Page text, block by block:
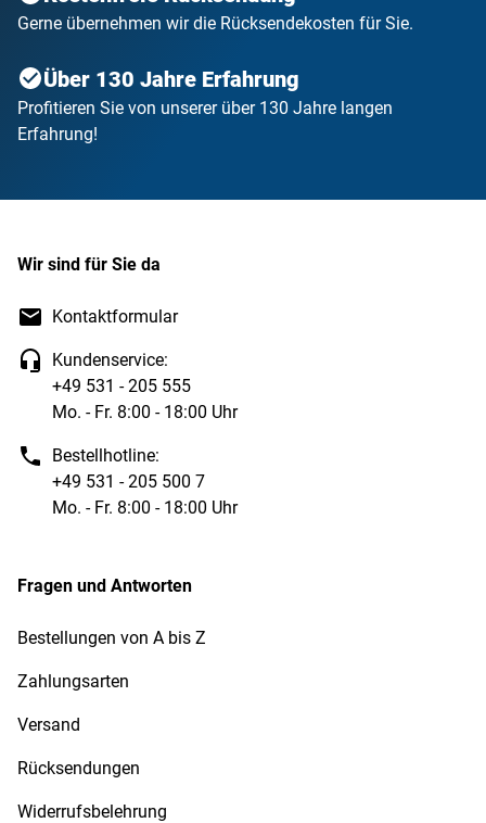
Gerne übernehmen wir die Rücksendekosten für Sie.
Über 130 Jahre Erfahrung
Profitieren Sie von unserer über 130 Jahre langen
Erfahrung!
Wir sind für Sie da
Kontaktformular
Kundenservice:
+49 531 - 205 555
Mo. - Fr. 8:00 - 18:00 Uhr
Bestellhotline:
+49 531 - 205 500 7
Mo. - Fr. 8:00 - 18:00 Uhr
Fragen und Antworten
Bestellungen von A bis Z
Zahlungsarten
Versand
Rücksendungen
Widerrufsbelehrung